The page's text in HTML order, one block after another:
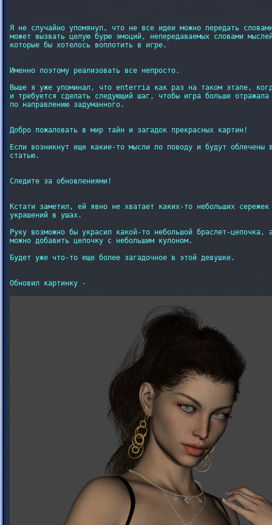
Я не случайно упомянул, что не все идеи можно передать
может вызвать целую бурю эмоций, непередаваемых словами
которые бы хотелось воплотить в игре.
Именно поэтому реализовать все непросто.
Выше я уже упоминал, что enterria как раз на таком этапе,
и требуется сделать следующий шаг, чтобы игра больше
по направлению задуманного.
Добро пожаловать в мир тайн и загадок прекрасных картин!
Если возникнут еще какие-то мысли по поводу и будут
статью.
Следите за обновлениями!
Кстати заметил, ей явно не хватает каких-то небольших
украшений в ушах.
Руку возможно бы украсил какой-то небольшой браслет-цепочка,
можно добавить цепочку с небольшим кулоном.
Будет уже что-то еще более загадочное в этой девушке.
Обновил картинку -